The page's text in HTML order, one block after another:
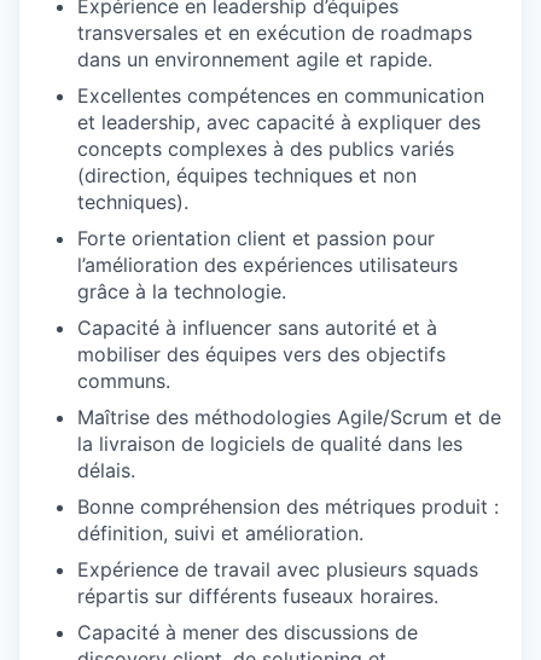
Expérience en leadership d’équipes
transversales et en exécution de roadmaps
dans un environnement agile et rapide.
Excellentes compétences en communication
et leadership, avec capacité à expliquer des
concepts complexes à des publics variés
(direction, équipes techniques et non
techniques).
Forte orientation client et passion pour
l’amélioration des expériences utilisateurs
grâce à la technologie.
Capacité à influencer sans autorité et à
mobiliser des équipes vers des objectifs
communs.
Maîtrise des méthodologies Agile/Scrum et de
la livraison de logiciels de qualité dans les
délais.
Bonne compréhension des métriques produit :
définition, suivi et amélioration.
Expérience de travail avec plusieurs squads
répartis sur différents fuseaux horaires.
Capacité à mener des discussions de